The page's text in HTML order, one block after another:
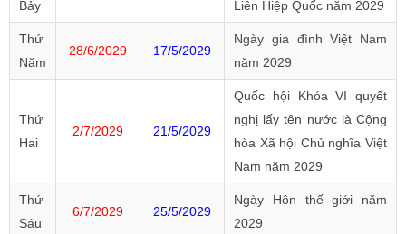
Bảy
Liên Hiệp Quốc năm 2029
Thứ
Năm
28/6/2029 17/5/2029
Ngày gia đình Việt Nam
năm 2029
Thứ
Hai
2/7/2029 21/5/2029
Quốc hội Khóa VI quyết
nghị lấy tên nước là Cộng
hòa Xã hội Chủ nghĩa Việt
Nam năm 2029
Thứ
Sáu
6/7/2029 25/5/2029
Ngày Hôn thế giới năm
2029